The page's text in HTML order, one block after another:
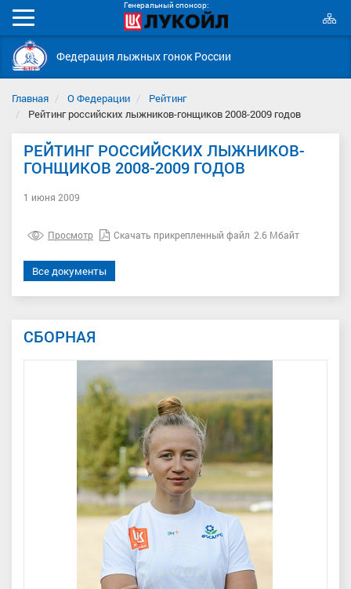
Генеральный спонсор:
Мобильное
меню
Федерация лыжных гонок России
Главная О Федерации
Рейтинг
Рейтинг российских лыжников-гонщиков 2008-2009 годов
РЕЙТИНГ РОССИЙСКИХ ЛЫЖНИКОВ-
ГОНЩИКОВ 2008-2009 ГОДОВ
1 июня 2009
Просмотр Скачать прикрепленный файл 2.6 Мбайт
Все документы
СБОРНАЯ